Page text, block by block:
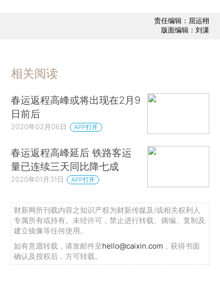
责任编辑：屈运栩
版面编辑：刘潇
相关阅读
春运返程高峰或将出现在2月9
日前后
2020年02月06日 APP打开
春运返程高峰延后 铁路客运
量已连续三天同比降七成
2020年01月31日 APP打开
财新网所刊载内容之知识产权为财新传媒及/或相关权利人
专属所有或持有。未经许可，禁止进行转载、摘编、复制及
建立镜像等任何使用。
如有意愿转载，请发邮件至hello@caixin.com ，获得书面
确认及授权后，方可转载。